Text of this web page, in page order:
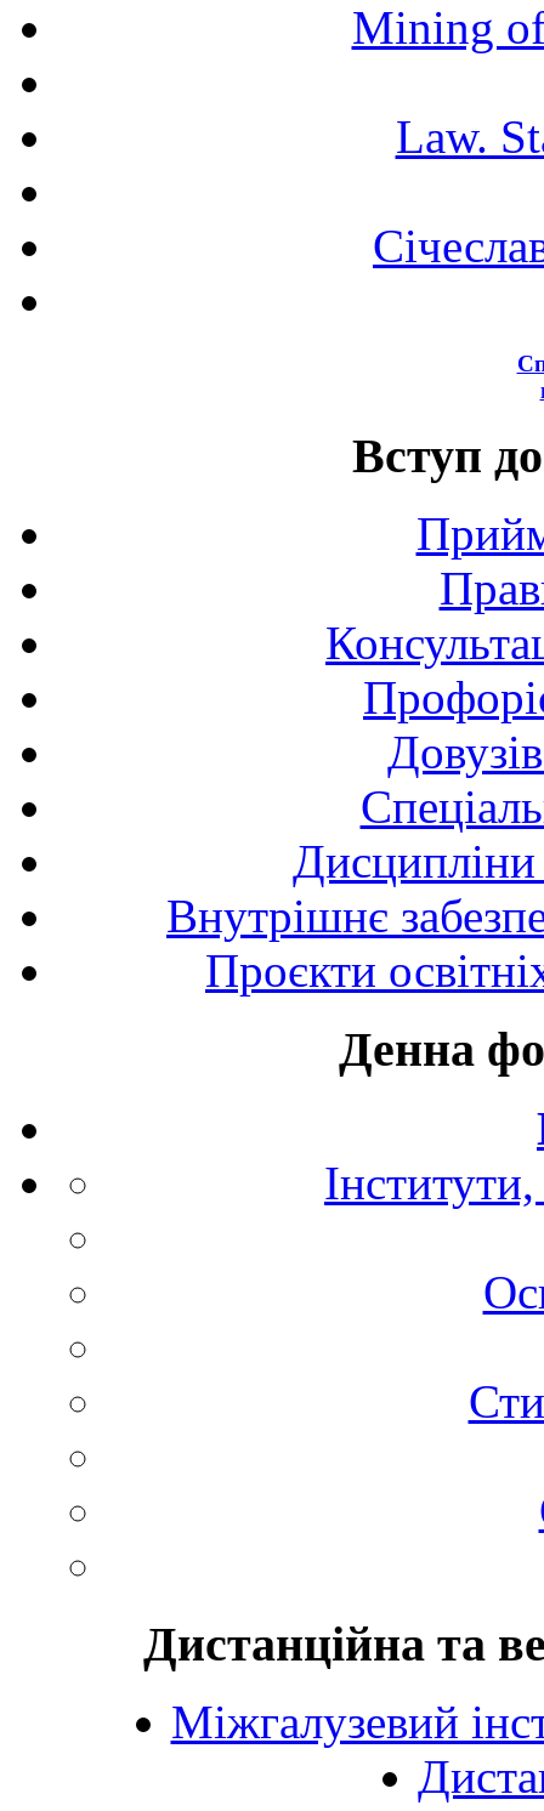
Mining
Law.
Вступ
Внутрішнє
Проєкти
Денна
Дистанційна та
Міжгалузевий